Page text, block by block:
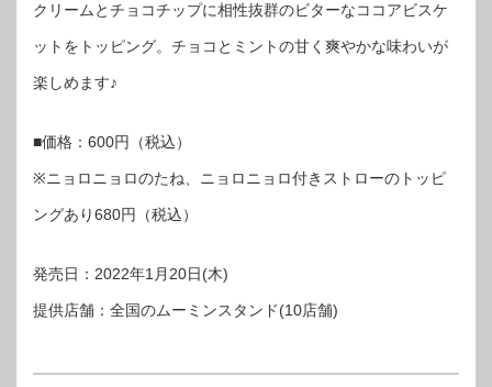
クリームとチョコチップに相性抜群のビターなココアビスケ
ットをトッピング。チョコとミントの甘く爽やかな味わいが
楽しめます♪
■価格：600円（税込）
※ニョロニョロのたね、ニョロニョロ付きストローのトッピ
ングあり680円（税込）
発売日：2022年1月20日(木)
提供店舗：全国のムーミンスタンド(10店舗)